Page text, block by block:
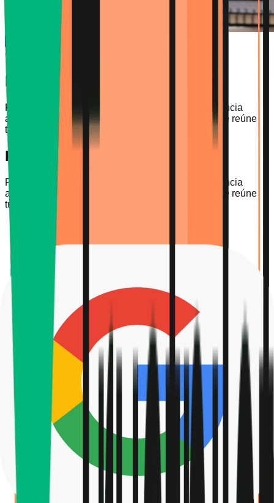
Único na Turquia
Coach de Aprendizagem com IA
Porquê a Flalingo?
Professores nativos de inglês, análise com inteligência
artificial e o currículo Oxford. A única plataforma que reúne
tudo num só lugar.
Porquê a Flalingo?
Professores nativos de inglês, análise com inteligência
artificial e o currículo Oxford. A única plataforma que reúne
tudo num só lugar.
Um Relatório de Progresso Pessoal Após
Cada Aula
O seu coach de IA, o FLAI, analisa cada aula e mostra a sua
evolução na gramática, na fluência e no vocabulário com
dados concretos.